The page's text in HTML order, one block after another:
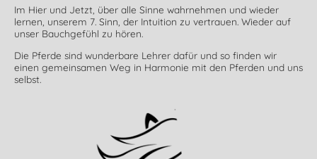
Im Hier und Jetzt, über alle Sinne wahrnehmen und wieder
lernen, unserem 7. Sinn, der Intuition zu vertrauen. Wieder auf
unser Bauchgefühl zu hören.
Die Pferde sind wunderbare Lehrer dafür und so finden wir
einen gemeinsamen Weg in Harmonie mit den Pferden und uns
selbst.